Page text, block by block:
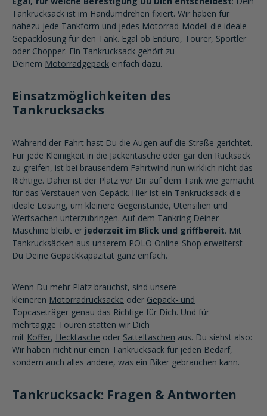
Tankrucksack ist im Handumdrehen fixiert. Wir haben für
nahezu jede Tankform und jedes Motorrad-Modell die ideale
Gepäcklösung für den Tank. Egal ob Enduro, Tourer, Sportler
oder Chopper. Ein Tankrucksack gehört zu
Deinem Motorradgepäck einfach dazu.
Einsatzmöglichkeiten des
Tankrucksacks
Während der Fahrt hast Du die Augen auf die Straße gerichtet.
Für jede Kleinigkeit in die Jackentasche oder gar den Rucksack
zu greifen, ist bei brausendem Fahrtwind nun wirklich nicht das
Richtige. Daher ist der Platz vor Dir auf dem Tank wie gemacht
für das Verstauen von Gepäck. Hier ist ein Tankrucksack die
ideale Lösung, um kleinere Gegenstände, Utensilien und
Wertsachen unterzubringen. Auf dem Tankring Deiner
Maschine bleibt er jederzeit im Blick und griffbereit. Mit
Tankrucksäcken aus unserem POLO Online-Shop erweiterst
Du Deine Gepäckkapazität ganz einfach.
Wenn Du mehr Platz brauchst, sind unsere
kleineren Motorradrucksäcke oder Gepäck- und
Topcaseträger genau das Richtige für Dich. Und für
mehrtägige Touren statten wir Dich
mit Koffer, Hecktasche oder Satteltaschen aus. Du siehst also:
Wir haben nicht nur einen Tankrucksack für jeden Bedarf,
sondern auch alles andere, was ein Biker gebrauchen kann.
Tankrucksack: Fragen & Antworten